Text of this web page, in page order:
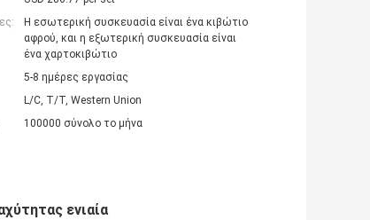
Η εσωτερική συσκευασία είναι ένα κιβώτιο
αφρού, και η εξωτερική συσκευασία είναι
ένα χαρτοκιβώτιο
5-8 ημέρες εργασίας
L/C, T/T, Western Union
100000 σύνολο το μήνα
ενιαία